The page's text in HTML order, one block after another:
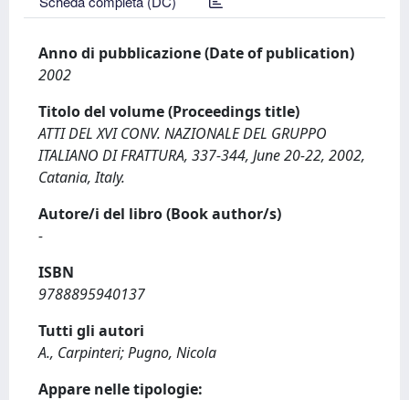
Anno di pubblicazione (Date of publication)
2002
Titolo del volume (Proceedings title)
ATTI DEL XVI CONV. NAZIONALE DEL GRUPPO
ITALIANO DI FRATTURA, 337-344, June 20-22, 2002,
Catania, Italy.
Autore/i del libro (Book author/s)
-
ISBN
9788895940137
Tutti gli autori
A., Carpinteri; Pugno, Nicola
Appare nelle tipologie: